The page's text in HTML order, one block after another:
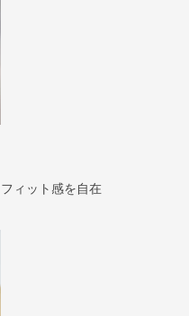
ィット感を自在